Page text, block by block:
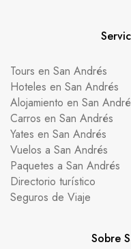
Tours en San Andrés
Hoteles en San Andrés
Alojamiento en San
Carros en San Andrés
Yates en San Andrés
Vuelos a San Andrés
Paquetes a San Andrés
Directorio turístico
Seguros de Viaje
Sobre